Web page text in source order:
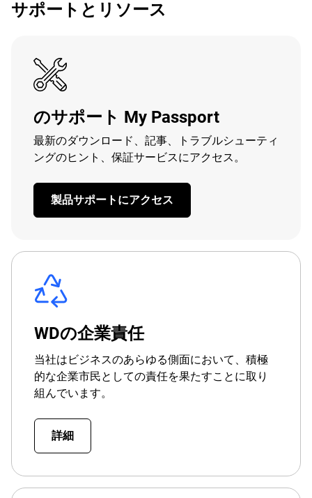
サポートとリソース
のサポート My Passport
最新のダウンロード、記事、トラブルシューティ
ングのヒント、保証サービスにアクセス。
製品サポートにアクセス
WDの企業責任
当社はビジネスのあらゆる側面において、積極
的な企業市民としての責任を果たすことに取り
組んでいます。
詳細